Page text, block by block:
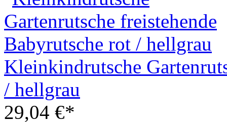
Kleinkindrutsche
/ hellgrau
29,04 €*